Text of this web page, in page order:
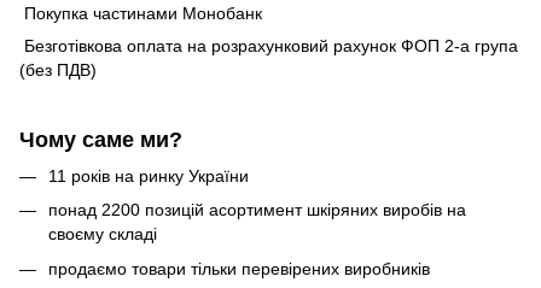
Покупка частинами Монобанк
Безготівкова оплата на розрахунковий рахунок ФОП 2-а група
(без ПДВ)
Чому саме ми?
11 років на ринку України
понад 2200 позицій асортимент шкіряних виробів на
своєму складі
продаємо товари тільки перевірених виробників